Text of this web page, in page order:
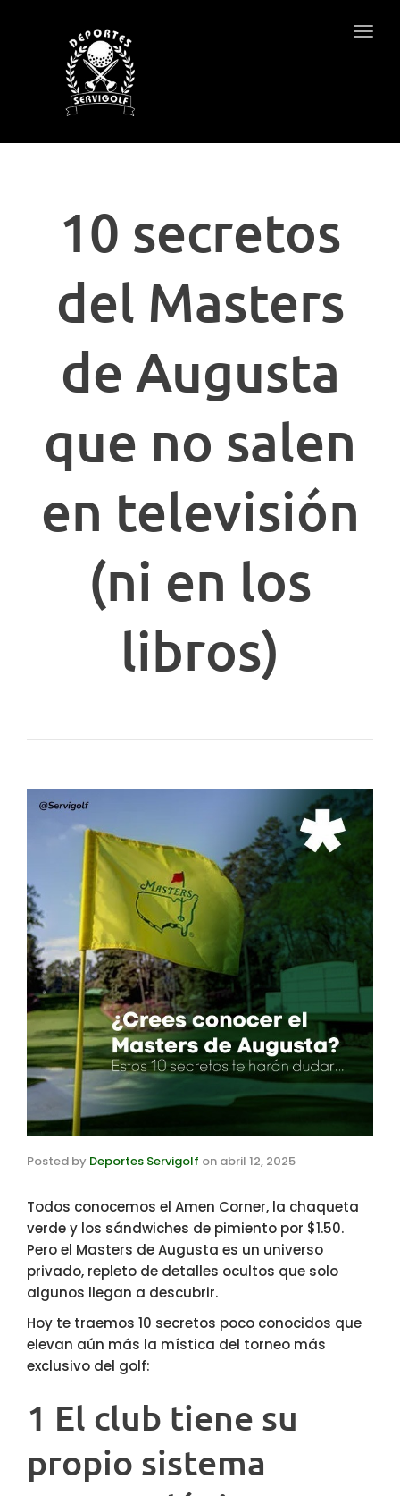
10 secretos
del Masters
de Augusta
que no salen
en televisión
(ni en los
libros)
Posted by Deportes Servigolf on abril 12, 2025
Todos conocemos el Amen Corner, la chaqueta
verde y los sándwiches de pimiento por $1.50.
Pero el Masters de Augusta es un universo
privado, repleto de detalles ocultos que solo
algunos llegan a descubrir.
Hoy te traemos 10 secretos poco conocidos que
elevan aún más la mística del torneo más
exclusivo del golf:
1 El club tiene su
propio sistema